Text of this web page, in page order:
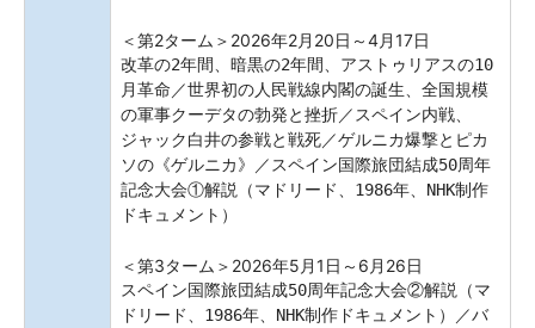
＜第2ターム＞2026年2月20日～4月17日
改革の2年間、暗黒の2年間、アストゥリアスの10
月革命／世界初の人民戦線内閣の誕生、全国規模
の軍事クーデタの勃発と挫折／スペイン内戦、
ジャック白井の参戦と戦死／ゲルニカ爆撃とピカ
ソの《ゲルニカ》／スペイン国際旅団結成50周年
記念大会①解説（マドリード、1986年、NHK制作
ドキュメント）
＜第3ターム＞2026年5月1日～6月26日
スペイン国際旅団結成50周年記念大会②解説（マ
ドリード、1986年、NHK制作ドキュメント）／バ